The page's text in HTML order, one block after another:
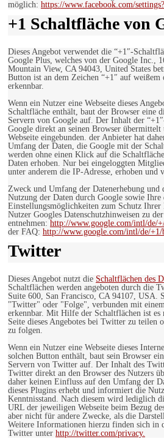
möglich: https://www.facebook.com/
+1 Schaltfläche von
Dieses Angebot verwendet die “+1″-
Google Plus, welches von der Google Inc.,
Mountain View, CA 94043, United States
Button ist an dem Zeichen “+1″ auf
erkennbar.
Wenn ein Nutzer eine Webseite dieses
Schaltfläche enthält, baut der Browser eine
Servern von Google auf. Der Inhalt der
Google direkt an seinen Browser
Webseite eingebunden. der Anbieter hat
Umfang der Daten, die Google mit der
werden ohne einen Klick auf die
Daten erhoben. Nur bei eingeloggten
unter anderem die IP-Adresse, erhoben und
Zweck und Umfang der Datenerhebung und
Nutzung der Daten durch Google sowie Ihre
Einstellungsmöglichkeiten zum Schutz Ihrer
Nutzer Googles Datenschutzhinweisen zu
entnehmen: http://www.google.com/intl/de/
der FAQ: http://www.google.com/intl/de/+1/
Twitter
Dieses Angebot nutzt die Schaltflächen des
Schaltflächen werden angeboten durch die
Suite 600, San Francisco, CA 94107, USA.
"Twitter" oder "Folge", verbunden mit
erkennbar. Mit Hilfe der Schaltflächen ist
Seite dieses Angebotes bei Twitter zu teilen
zu folgen.
Wenn ein Nutzer eine Webseite dieses
solchen Button enthält, baut sein Browser
Servern von Twitter auf. Der Inhalt des
Twitter direkt an den Browser des Nutzers
daher keinen Einfluss auf den Umfang der
dieses Plugins erhebt und informiert die
Kenntnisstand. Nach diesem wird lediglich
URL der jeweiligen Webseite beim Bezug
aber nicht für andere Zwecke, als die
Weitere Informationen hierzu finden sich in
Twitter unter http://twitter.com/privacy.